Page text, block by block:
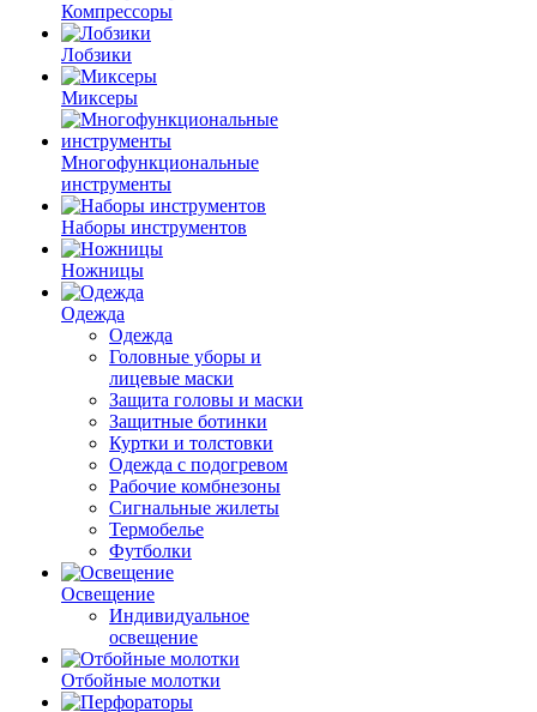
Компрессоры
Лобзики
Миксеры
Многофункциональные
инструменты
Наборы инструментов
Ножницы
Одежда
Одежда
Головные уборы и
лицевые маски
Защита головы и маски
Защитные ботинки
Куртки и толстовки
Одежда с подогревом
Рабочие комбнезоны
Сигнальные жилеты
Термобелье
Футболки
Освещение
Индивидуальное
освещение
Отбойные молотки